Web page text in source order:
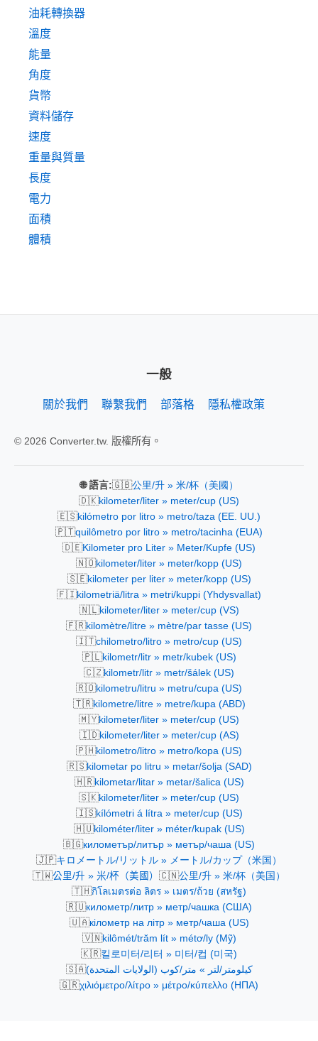
油耗轉換器
溫度
能量
角度
貨幣
資料儲存
速度
重量與質量
長度
電力
面積
體積
一般
關於我們 聯繫我們 部落格 隱私權政策
© 2026 Converter.tw. 版權所有。
🌐 語言:🇬🇧公里/升 » 米/杯（美國）
🇩🇰kilometer/liter » meter/cup (US)
🇪🇸kilómetro por litro » metro/taza (EE. UU.)
🇵🇹quilômetro por litro » metro/tacinha (EUA)
🇩🇪Kilometer pro Liter » Meter/Kupfe (US)
🇳🇴kilometer/liter » meter/kopp (US)
🇸🇪kilometer per liter » meter/kopp (US)
🇫🇮kilometriä/litra » metri/kuppi (Yhdysvallat)
🇳🇱kilometer/liter » meter/cup (VS)
🇫🇷kilomètre/litre » mètre/par tasse (US)
🇮🇹chilometro/litro » metro/cup (US)
🇵🇱kilometr/litr » metr/kubek (US)
🇨🇿kilometr/litr » metr/šálek (US)
🇷🇴kilometru/litru » metru/cupa (US)
🇹🇷kilometre/litre » metre/kupa (ABD)
🇲🇾kilometer/liter » meter/cup (US)
🇮🇩kilometer/liter » meter/cup (AS)
🇵🇭kilometro/litro » metro/kopa (US)
🇷🇸kilometar po litru » metar/šolja (SAD)
🇭🇷kilometar/litar » metar/šalica (US)
🇸🇰kilometer/liter » meter/cup (US)
🇮🇸kílómetri á lítra » meter/cup (US)
🇭🇺kilométer/liter » méter/kupak (US)
🇧🇬километър/литър » метър/чаша (US)
🇯🇵キロメートル/リットル » メートル/カップ（米国）
🇹🇼公里/升 » 米/杯（美國） 🇨🇳公里/升 » 米/杯（美国）
🇹🇭กิโลเมตรต่อ ลิตร » เมตร/ถ้วย (สหรัฐ)
🇷🇺километр/литр » метр/чашка (США)
🇺🇦кілометр на літр » метр/чаша (US)
🇻🇳kilômét/trăm lít » métơ/ly (Mỹ)
🇰🇷킬로미터/리터 » 미터/컵 (미국)
🇸🇦كيلومتر/لتر » متر/كوب (الولايات المتحدة)
🇬🇷χιλιόμετρο/λίτρο » μέτρο/κύπελλο (ΗΠΑ)